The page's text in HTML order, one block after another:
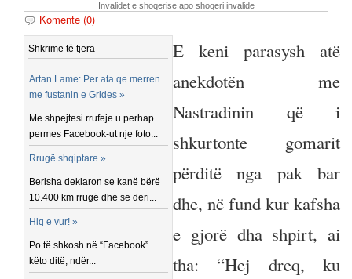
Invalidet e shoqerise apo shoqeri invalide
Komente (0)
Shkrime të tjera
Artan Lame: Per ata qe merren
me fustanin e Grides »
Me shpejtesi rrufeje u perhap
permes Facebook-ut nje foto...
Rrugë shqiptare »
Berisha deklaron se kanë bërë
10.400 km rrugë dhe se deri...
Hiq e vur! »
Po të shkosh në “Facebook”
këto ditë, ndër...
E keni parasysh atë
anekdotën me
Nastradinin që i
shkurtonte gomarit
përditë nga pak bar
dhe, në fund kur kafsha
e gjorë dha shpirt, ai
tha: “Hej dreq, ku